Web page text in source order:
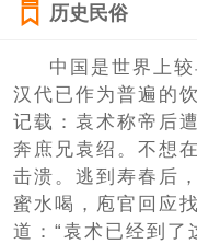
历史民俗
中国是世界上
汉代已作为普遍的
记载：袁术称帝后
奔庶兄袁绍。不想
击溃。逃到寿春后
蜜水喝，庖官回应
道：“袁术已经到了